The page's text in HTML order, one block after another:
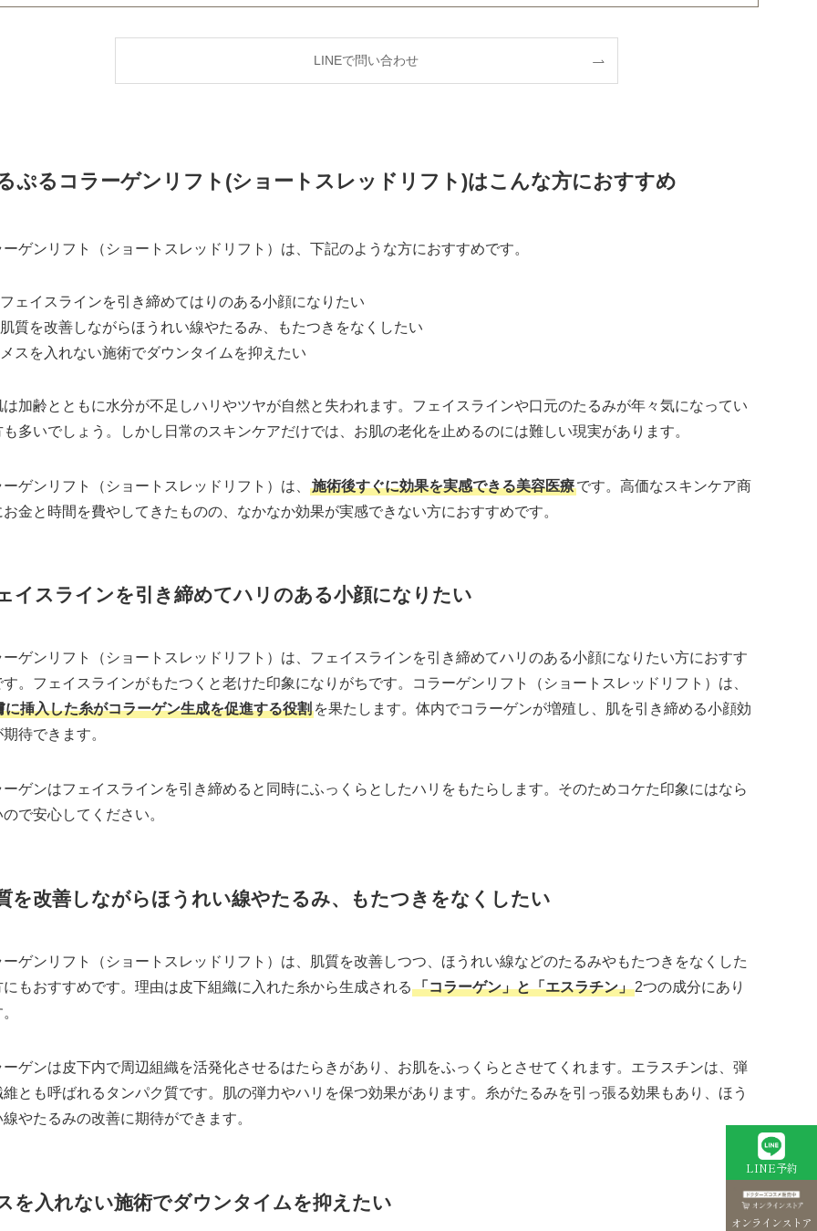
LINE予約
オンラインストア
LINEで問い合わせ
ぷるコラーゲンリフト(ショートスレッドリフト)はこんな方におすすめ
ーゲンリフト（ショートスレッドリフト）は、下記のような方におすすめです。
フェイスラインを引き締めてはりのある小顔になりたい
肌質を改善しながらほうれい線やたるみ、もたつきをなくしたい
メスを入れない施術でダウンタイムを抑えたい
は加齢とともに水分が不足しハリやツヤが自然と失われます。フェイスラインや口元のたるみが年々気になってい
も多いでしょう。しかし日常のスキンケアだけでは、お肌の老化を止めるのには難しい現実があります。
ーゲンリフト（ショートスレッドリフト）は、 施術後すぐに効果を実感できる美容医療です。高価なスキンケア商
お金と時間を費やしてきたものの、なかなか効果が実感できない方におすすめです。
イスラインを引き締めてハリのある小顔になりたい
ーゲンリフト（ショートスレッドリフト）は、フェイスラインを引き締めてハリのある小顔になりたい方におすす
す。フェイスラインがもたつくと老けた印象になりがちです。コラーゲンリフト（ショートスレッドリフト）は、
に挿入した糸がコラーゲン生成を促進する役割 を果たします。体内でコラーゲンが増殖し、肌を引き締める小顔効
待できます。
ーゲンはフェイスラインを引き締めると同時にふっくらとしたハリをもたらします。そのためコケた印象にはなら
で安心してください。
を改善しながらほうれい線やたるみ、もたつきをなくしたい
ーゲンリフト（ショートスレッドリフト）は、肌質を改善しつつ、ほうれい線などのたるみやもたつきをなくした
にもおすすめです。理由は皮下組織に入れた糸から生成される 「コラーゲン」と「エスラチン」2つの成分にあり
ーゲンは皮下内で周辺組織を活発化させるはたらきがあり、お肌をふっくらとさせてくれます。エラスチンは、弾
維とも呼ばれるタンパク質です。肌の弾力やハリを保つ効果があります。糸がたるみを引っ張る効果もあり、ほう
やたるみの改善に期待ができます。
を入れない施術でダウンタイムを抑えたい